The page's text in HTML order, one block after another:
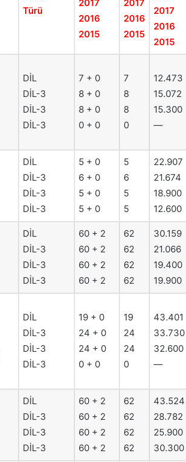
Türü
2017
2016
2015
2017
2016
2015
2017
2016
2015
DİL
DİL-3
DİL-3
DİL-3
7 + 0
8 + 0
8 + 0
0 + 0
7
8
8
0
12.473
15.072
15.300
—
DİL
DİL-3
DİL-3
DİL-3
5 + 0
6 + 0
5 + 0
5 + 0
5
6
5
5
22.907
21.674
18.900
12.600
DİL
DİL-3
DİL-3
DİL-3
60 + 2
60 + 2
60 + 2
60 + 2
62
62
62
62
30.159
21.066
19.400
19.900
DİL
DİL-3
DİL-3
DİL-3
19 + 0
24 + 0
24 + 0
0 + 0
19
24
24
0
43.401
33.730
32.600
—
DİL
DİL-3
DİL-3
DİL-3
60 + 2
60 + 2
60 + 2
60 + 2
62
62
62
62
43.524
28.782
25.900
30.300